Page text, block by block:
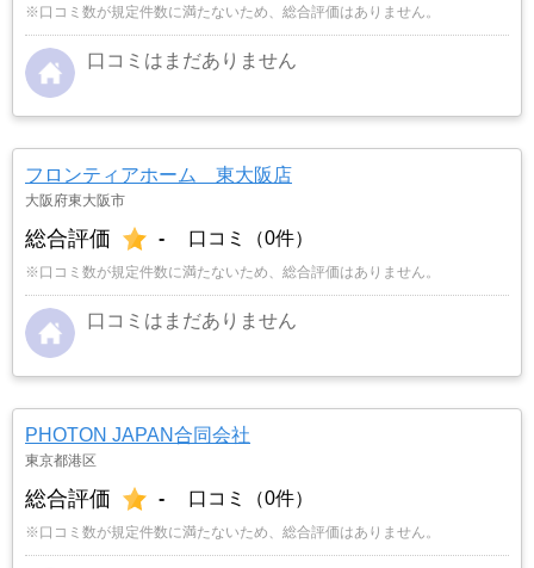
※口コミ数が規定件数に満たないため、総合評価はありません。
口コミはまだありません
フロンティアホーム 東大阪店
大阪府東大阪市
総合評価 - 口コミ（0件）
※口コミ数が規定件数に満たないため、総合評価はありません。
口コミはまだありません
PHOTON JAPAN合同会社
東京都港区
総合評価 - 口コミ（0件）
※口コミ数が規定件数に満たないため、総合評価はありません。